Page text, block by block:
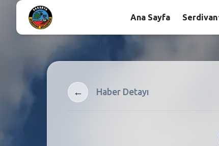
← Haber Detayı
Ana Sayfa Serdivan